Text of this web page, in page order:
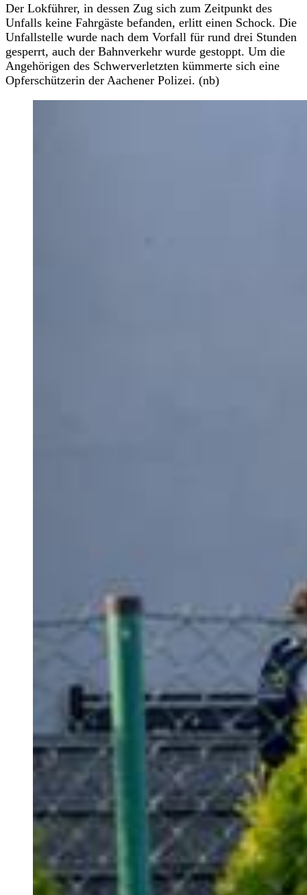
Der Lokführer, in dessen Zug sich zum Zeitpunkt des
Unfalls keine Fahrgäste befanden, erlitt einen Schock. Die
Unfallstelle wurde nach dem Vorfall für rund drei Stunden
gesperrt, auch der Bahnverkehr wurde gestoppt. Um die
Angehörigen des Schwerverletzten kümmerte sich eine
Opferschützerin der Aachener Polizei. (nb)